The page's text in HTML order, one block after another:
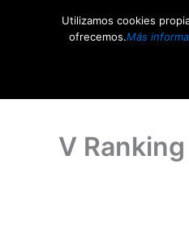
V Ranking
Utilizamos cookies
ofrecemos.Más